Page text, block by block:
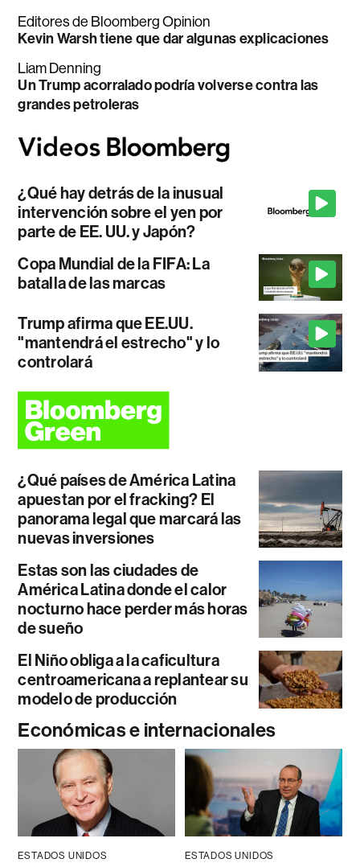
Editores de Bloomberg Opinion
Kevin Warsh tiene que dar algunas explicaciones
Liam Denning
Un Trump acorralado podría volverse contra las
grandes petroleras
¿Qué hay detrás de la inusual
intervención sobre el yen por
parte de EE. UU. y Japón?
Copa Mundial de la FIFA: La
batalla de las marcas
Trump afirma que EE.UU.
"mantendrá el estrecho" y lo
controlará
¿Qué países de América Latina
apuestan por el fracking? El
panorama legal que marcará las
nuevas inversiones
Estas son las ciudades de
América Latina donde el calor
nocturno hace perder más horas
de sueño
El Niño obliga a la caficultura
centroamericana a replantear su
modelo de producción
Económicas e internacionales
ESTADOS UNIDOS ESTADOS UNIDOS